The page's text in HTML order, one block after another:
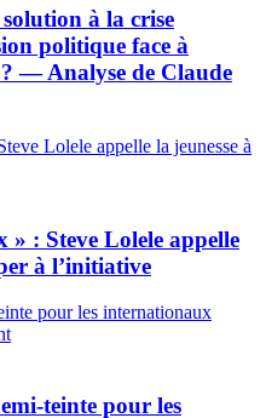
à la crise
politique face à
— Analyse de Claude
» : Steve Lolele appelle
à l’initiative
teinte pour les